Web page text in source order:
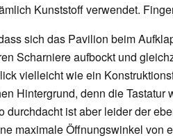
Kunststoff verwendet.
sich das Pavilion beim
Scharniere aufbockt und
vielleicht wie ein
Hintergrund, denn die
durchdacht ist aber leider der
maximale Öffnungswinkel von